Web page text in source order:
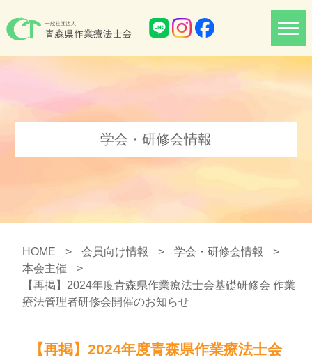
学会・研修会情報
HOME > 会員向け情報 > 学会・研修会情報
>
本会主催
>
【再掲】2024年度青森県作業療法士会基礎研修会 作業
療法管理者研修会開催のお知らせ
【再掲】2024年度青森県作業療法士会